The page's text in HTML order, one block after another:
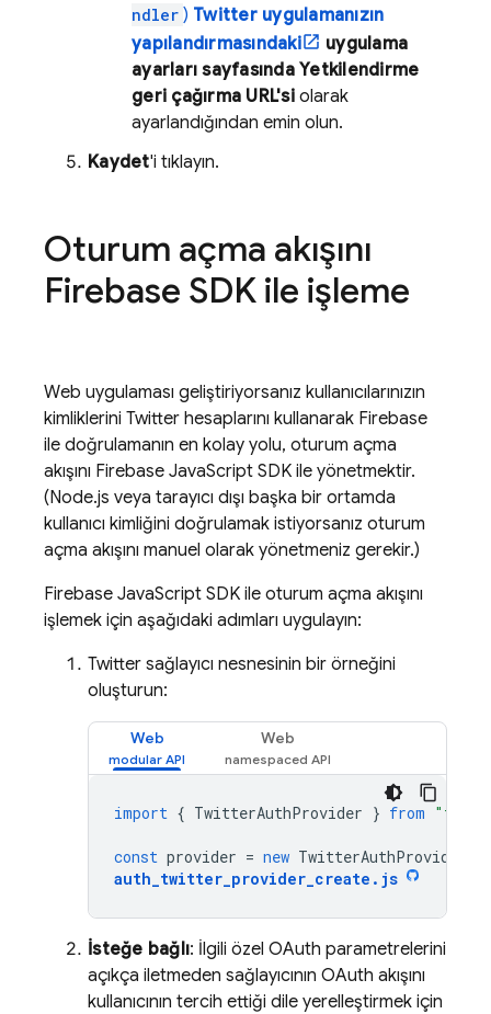
ndler ) Twitter uygulamanızın
yapılandırmasındaki
uygulama
ayarları sayfasında Yetkilendirme
geri çağırma URL'siolarak
ayarlandığından emin olun.
Kaydet'i tıklayın.
Oturum açma akışını
Firebase SDK ile işleme
Web uygulaması geliştiriyorsanız kullanıcılarınızın
kimliklerini Twitter hesaplarını kullanarak Firebase
ile doğrulamanın en kolay yolu, oturum açma
akışını Firebase JavaScript SDK ile yönetmektir.
(Node.js veya tarayıcı dışı başka bir ortamda
kullanıcı kimliğini doğrulamak istiyorsanız oturum
açma akışını manuel olarak yönetmeniz gerekir.)
Firebase JavaScript SDK ile oturum açma akışını
işlemek için aşağıdaki adımları uygulayın:
Twitter sağlayıcı nesnesinin bir örneğini
oluşturun:
Web Web
import { TwitterAuthProvider } from
const provider = new TwitterAuthProvider
auth_twitter_provider_create . js
İsteğe bağlı: İlgili özel OAuth parametrelerini
açıkça iletmeden sağlayıcının OAuth akışını
kullanıcının tercih ettiği dile yerelleştirmek için